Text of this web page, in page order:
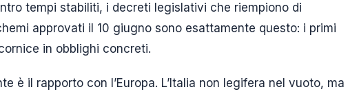
tempi stabiliti, i decreti legislativi che riempiono di
approvati il 10 giugno sono esattamente questo: i primi
in obblighi concreti.
è il rapporto con l’Europa. L’Italia non legifera nel vuoto, ma